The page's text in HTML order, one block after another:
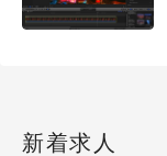
新着求人